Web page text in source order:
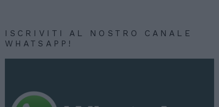
ISCRIVITI AL NOSTRO CANALE
WHATSAPP!